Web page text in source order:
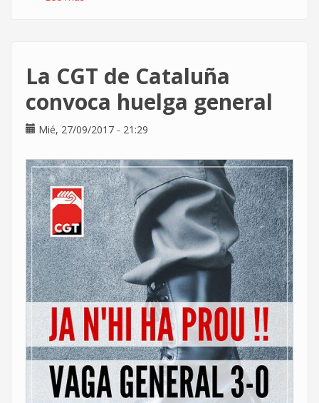
#YoTambienFuiPiquetera
La CGT de Cataluña
convoca huelga general
Mié, 27/09/2017 - 21:29